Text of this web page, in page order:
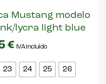
Mustang modelo
lycra light blue
€ IVA incluído
23 24 25 26